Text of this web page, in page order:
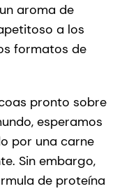
aroma de
a los
formatos de
pronto sobre
esperamos
por una carne
Sin embargo,
de proteína